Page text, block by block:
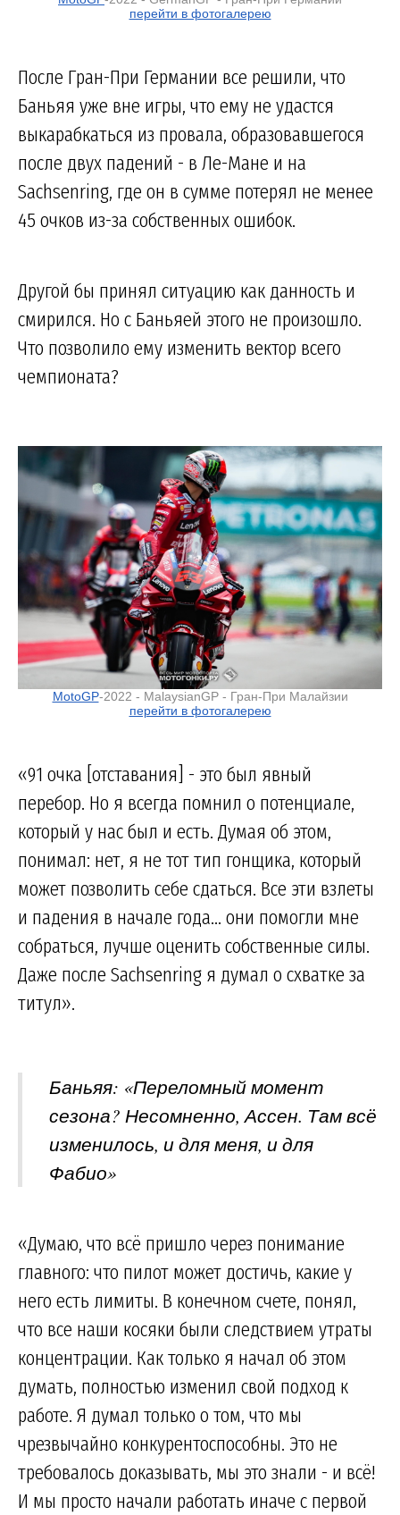
перейти в фотогалерею
После Гран-При Германии все решили, что
Баньяя уже вне игры, что ему не удастся
выкарабкаться из провала, образовавшегося
после двух падений - в Ле-Мане и на
Sachsenring, где он в сумме потерял не менее
45 очков из-за собственных ошибок.
Другой бы принял ситуацию как данность и
смирился. Но с Баньяей этого не произошло.
Что позволило ему изменить вектор всего
чемпионата?
MotoGP-2022 - MalaysianGP - Гран-При Малайзии
перейти в фотогалерею
«91 очка [отставания] - это был явный
перебор. Но я всегда помнил о потенциале,
который у нас был и есть. Думая об этом,
понимал: нет, я не тот тип гонщика, который
может позволить себе сдаться. Все эти взлеты
и падения в начале года... они помогли мне
собраться, лучше оценить собственные силы.
Даже после Sachsenring я думал о схватке за
титул».
Баньяя: «Переломный момент
сезона? Несомненно, Ассен. Там всё
изменилось, и для меня, и для
Фабио»
«Думаю, что всё пришло через понимание
главного: что пилот может достичь, какие у
него есть лимиты. В конечном счете, понял,
что все наши косяки были следствием утраты
концентрации. Как только я начал об этом
думать, полностью изменил свой подход к
работе. Я думал только о том, что мы
чрезвычайно конкурентоспособны. Это не
требовалось доказывать, мы это знали - и всё!
И мы просто начали работать иначе с первой